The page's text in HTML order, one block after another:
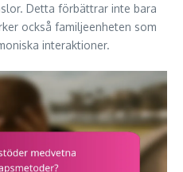
Detta förbättrar inte bara
också familjeenheten som
interaktioner.